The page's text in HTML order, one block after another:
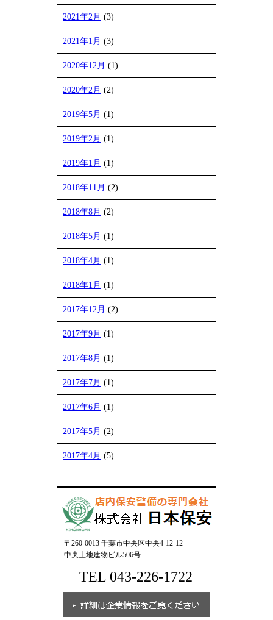
2021年2月 (3)
2021年1月 (3)
2020年12月 (1)
2020年2月 (2)
2019年5月 (1)
2019年2月 (1)
2019年1月 (1)
2018年11月 (2)
2018年8月 (2)
2018年5月 (1)
2018年4月 (1)
2018年1月 (1)
2017年12月 (2)
2017年9月 (1)
2017年8月 (1)
2017年7月 (1)
2017年6月 (1)
2017年5月 (2)
2017年4月 (5)
〒260-0013 千葉市中央区中央4-12-12
中央土地建物ビル506号
TEL 043-226-1722